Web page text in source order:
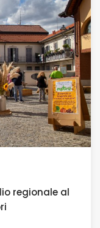
regionale al